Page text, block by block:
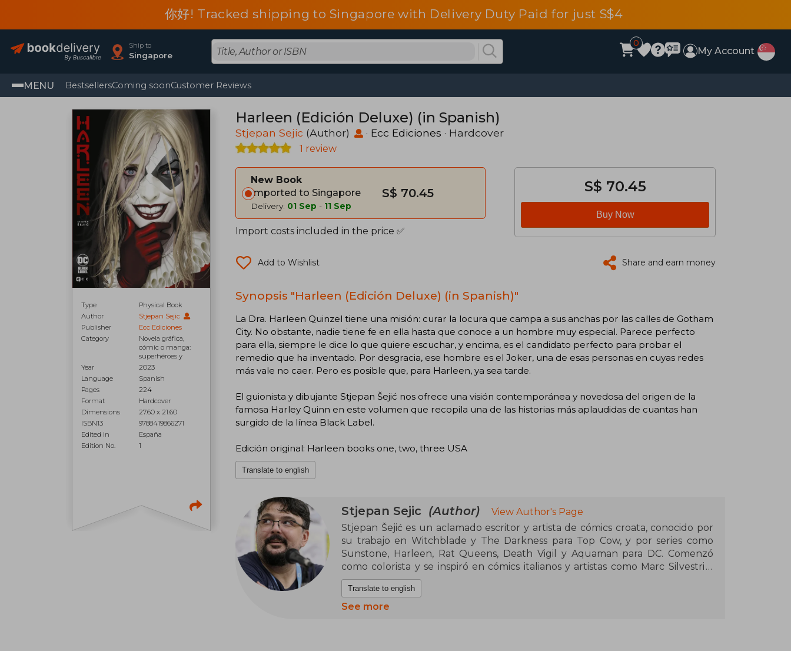
你好! Tracked shipping to Singapore with Delivery Duty Paid for just S$4
Ship to
Singapore
0
My Account
MENU BestsellersComing soonCustomer Reviews
Type
Physical Book
Author
Stjepan Sejic
Publisher
Ecc Ediciones
Category
Novela gráfica,
cómic o manga:
superhéroes y
Year
2023
Language
Spanish
Pages
224
Format
Hardcover
Dimensions
27.60 x 21.60
ISBN13
9788419866271
Edited in
España
Edition No.
1
Harleen (Edición Deluxe) (in Spanish)
Stjepan Sejic (Author) · Ecc Ediciones · Hardcover
1 review
New Book
Imported to Singapore
Delivery: 01 Sep - 11 Sep
S$ 70.45
Import costs included in the price ✅
S$ 70.45
Buy Now
Add to Wishlist Share and earn money
Synopsis "Harleen (Edición Deluxe) (in Spanish)"
La Dra. Harleen Quinzel tiene una misión: curar la locura que campa a sus anchas por las calles de Gotham
City. No obstante, nadie tiene fe en ella hasta que conoce a un hombre muy especial. Parece perfecto
para ella, siempre le dice lo que quiere escuchar, y encima, es el candidato perfecto para probar el
remedio que ha inventado. Por desgracia, ese hombre es el Joker, una de esas personas en cuyas redes
más vale no caer. Pero es posible que, para Harleen, ya sea tarde.
El guionista y dibujante Stjepan Šejić nos ofrece una visión contemporánea y novedosa del origen de la
famosa Harley Quinn en este volumen que recopila una de las historias más aplaudidas de cuantas han
surgido de la línea Black Label.
Edición original: Harleen books one, two, three USA
Translate to english
Stjepan Sejic (Author)
View Author's Page
Stjepan Šejić es un aclamado escritor y artista de cómics croata, conocido por
su trabajo en Witchblade y The Darkness para Top Cow, y por series como
Sunstone, Harleen, Rat Queens, Death Vigil y Aquaman para DC. Comenzó
como colorista y se inspiró en cómics italianos y artistas como Marc Silvestri y
Michael Turner. Se enfoca en obras propias y colabora frecuentemente con su
esposa, la también artista Linda Lukšić Šejić, en proyectos como la aclamada
serie BDSM Sunstone.
Translate to english
See more